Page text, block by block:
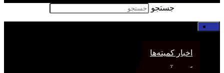
جستجو
اخبار کمیته‌ها
کمیته آموزش